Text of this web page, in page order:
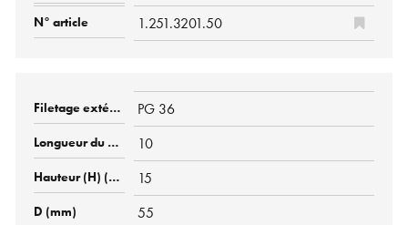
1.251.3201.50
PG 36
10
15
55